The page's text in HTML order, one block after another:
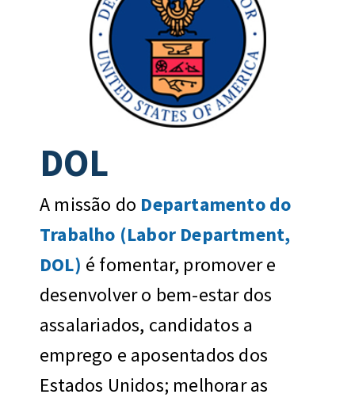
DOL
A missão do Departamento do
Trabalho (Labor Department,
DOL) é fomentar, promover e
desenvolver o bem-estar dos
assalariados, candidatos a
emprego e aposentados dos
Estados Unidos; melhorar as